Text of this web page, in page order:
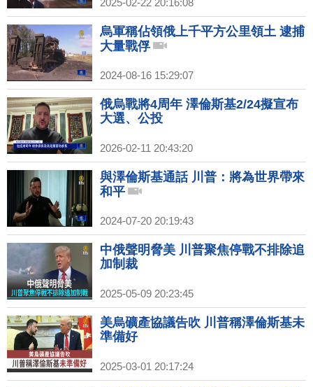
烏軍稱佔領俄上千平方公里領土 逮捕
大量戰俘
2024-08-16 15:29:07
俄烏戰將4周年 澤倫斯基2/24擬宣布
大選、公投
2026-02-11 20:43:20
與澤倫斯基通話 川普：將為世界帶來
和平
2024-07-20 20:19:43
中俄聲明脅美 川普聚焦停戰不排除追
加制裁
2025-05-09 20:23:45
美烏礦產協議告吹 川普稱澤倫斯基未
準備好
2025-03-01 20:17:24